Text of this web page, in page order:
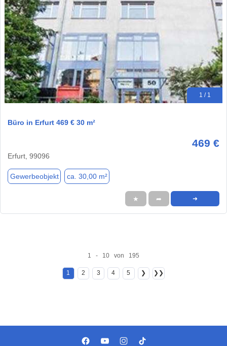
1 / 1
Büro in Erfurt 469 € 30 m²
469 €
Erfurt, 99096
Gewerbeobjekt ca. 30,00 m²
★ ➦ ➜
1 - 10 von 195
1 2 3 4 5 ❯ ❯❯